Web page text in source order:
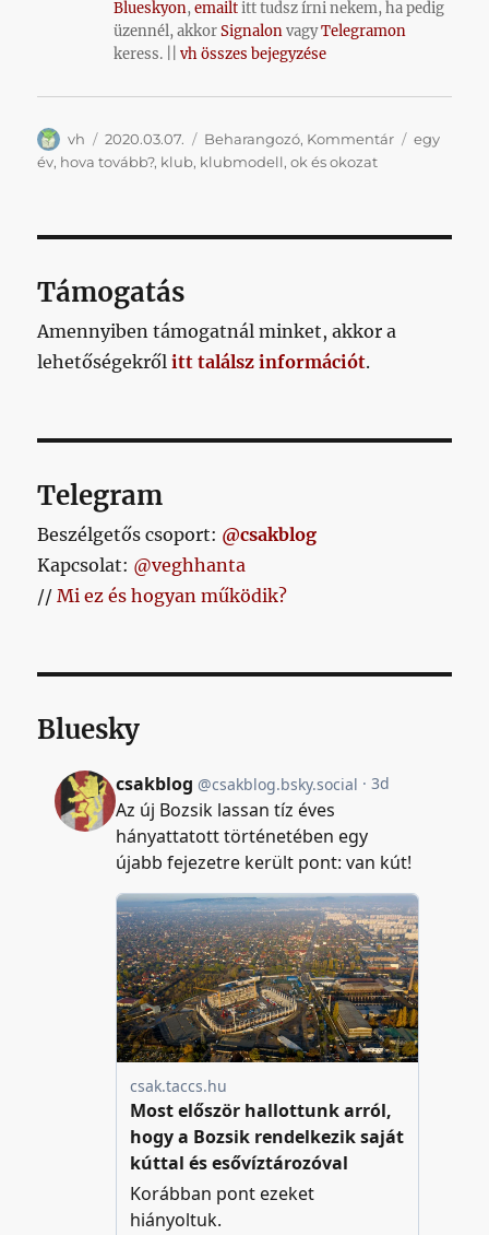
Blueskyon,emailtitt tudsz írni nekem, ha pedig
üzennél, akkorSignalonvagyTelegramon
keress. ||vh összes bejegyzése
Szerző
vh Közzétéve
2020.03.07. Kategória
Beharangozó, Kommentár Címke
egy
év, hova tovább?, klub, klubmodell,ok és okozat
Támogatás
Amennyiben támogatnál minket, akkor a
lehetőségekrőlitt találsz információt.
Telegram
Beszélgetős csoport: @csakblog
Kapcsolat: @veghhanta
//Mi ez és hogyan működik?
Bluesky